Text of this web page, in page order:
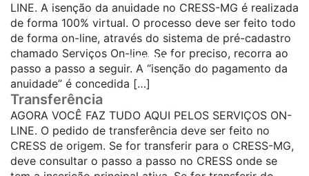
LINE. A isenção da anuidade no CRESS-MG é realizada
de forma 100% virtual. O processo deve ser feito todo
de forma on-line, através do sistema de pré-cadastro
chamado Serviços On-line. Se for preciso, recorra ao
passo a passo a seguir. A “isenção do pagamento da
anuidade” é concedida […]
SAIBA MAIS...
Transferência
AGORA VOCÊ FAZ TUDO AQUI PELOS SERVIÇOS ON-
LINE. O pedido de transferência deve ser feito no
CRESS de origem. Se for transferir para o CRESS-MG,
deve consultar o passo a passo no CRESS onde se